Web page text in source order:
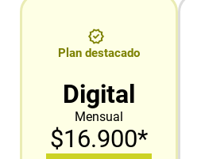
Plan destacado
Digital
Mensual
$16.900*